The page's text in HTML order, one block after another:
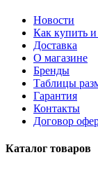
Новости
Как купить и
Доставка
О магазине
Бренды
Таблицы
Гарантия
Контакты
Договор
Каталог товаров